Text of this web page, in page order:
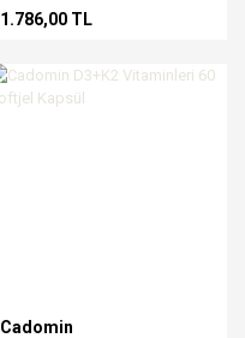
1.786,00 TL
Cadomin